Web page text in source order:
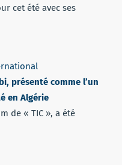
cet été avec ses
présenté comme l’un
en Algérie
de « TIC », a été